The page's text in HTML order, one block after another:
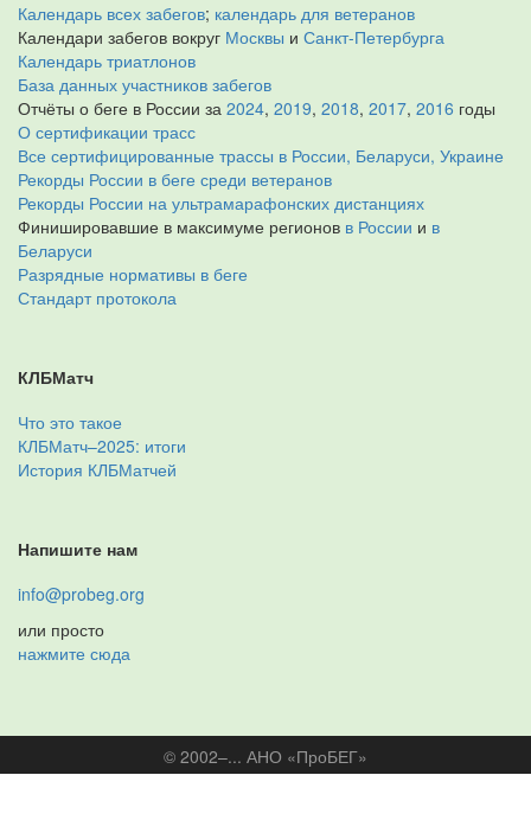
Календарь всех забегов; календарь для ветеранов
Календари забегов вокруг Москвы и Санкт-Петербурга
Календарь триатлонов
База данных участников забегов
Отчёты о беге в России за 2024, 2019, 2018, 2017, 2016 годы
О сертификации трасс
Все сертифицированные трассы в России, Беларуси, Украине
Рекорды России в беге среди ветеранов
Рекорды России на ультрамарафонских дистанциях
Финишировавшие в максимуме регионов в России и в
Беларуси
Разрядные нормативы в беге
Стандарт протокола
КЛБМатч
Что это такое
КЛБМатч–2025: итоги
История КЛБМатчей
Напишите нам
info@probeg.org
или просто
нажмите сюда
© 2002–... АНО «ПроБЕГ»